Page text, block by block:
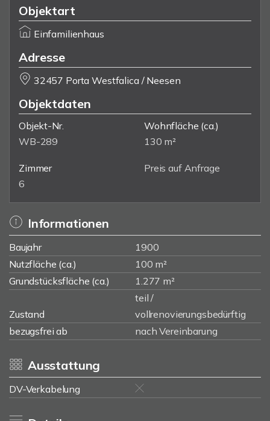
Objektart
Einfamilienhaus
Adresse
32457 Porta Westfalica / Neesen
Objektdaten
Objekt-Nr.
WB-289
Wohnfläche (ca.)
130 m²
Zimmer
6
Preis auf Anfrage
Informationen
Baujahr
1900
Nutzfläche (ca.)
100 m²
Grundstücksfläche (ca.)
1.277 m²
Zustand
teil /
vollrenovierungsbedürftig
bezugsfrei ab
nach Vereinbarung
Ausstattung
DV-Verkabelung